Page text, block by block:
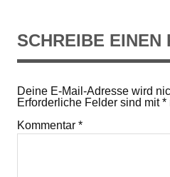
SCHREIBE EINEN
Deine E-Mail-Adresse wird
Erforderliche Felder sind mit*
Kommentar *